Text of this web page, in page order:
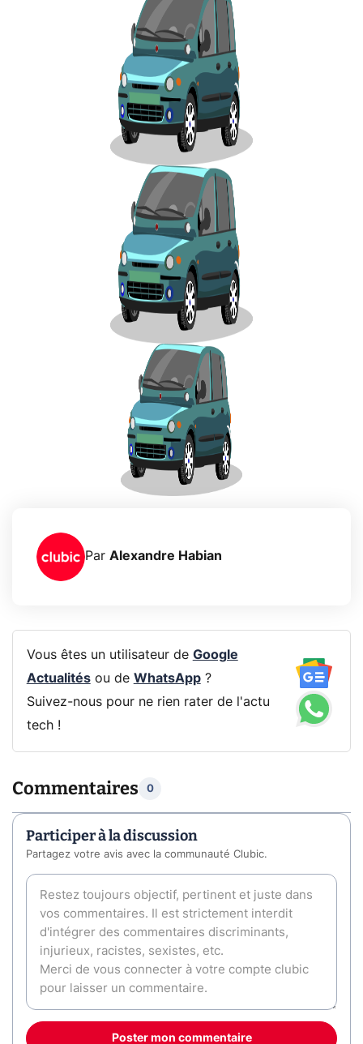
Par Alexandre Habian
Vous êtes un utilisateur de Google
Actualitésou de WhatsApp?
Suivez-nous pour ne rien rater de l'actu
tech !
Commentaires 0
Participer à la discussion
Partagez votre avis avec la communauté Clubic.
Poster mon commentaire